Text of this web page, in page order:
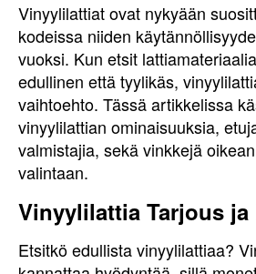
Vinyylilattiat ovat nykyään
kodeissa niiden
vuoksi. Kun etsit
edullinen että tyylikäs,
vaihtoehto. Tässä artikkelissa
vinyylilattian ominaisuuksia,
valmistajia, sekä vinkkejä
valintaan.
Vinyylilattia Tarjous ja
Etsitkö edullista vinyylilattiaa?